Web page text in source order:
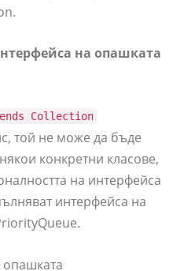
на опашката
Collection
той не може да бъде
конкретни класове,
на интерфейса
интерфейса на